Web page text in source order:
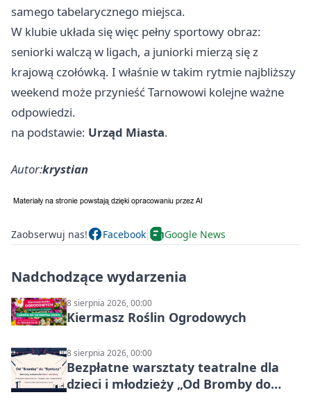
samego tabelarycznego miejsca.
W klubie układa się więc pełny sportowy obraz:
seniorki walczą w ligach, a juniorki mierzą się z
krajową czołówką. I właśnie w takim rytmie najbliższy
weekend może przynieść Tarnowowi kolejne ważne
odpowiedzi.
na podstawie: Urząd Miasta.
Autor:krystian
Zaobserwuj nas! Facebook Google News
Nadchodzące wydarzenia
8 sierpnia 2026, 00:00
Kiermasz Roślin Ogrodowych
8 sierpnia 2026, 00:00
Bezpłatne warsztaty teatralne dla
dzieci i młodzieży „Od Bromby do